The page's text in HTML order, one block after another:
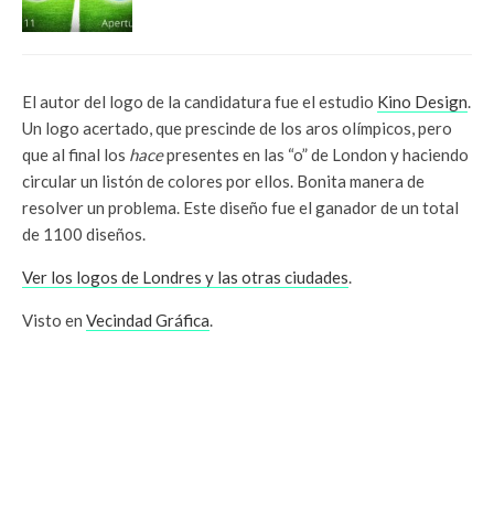
El autor del logo de la candidatura fue el estudio Kino Design.
Un logo acertado, que prescinde de los aros olímpicos, pero
que al final los hacepresentes en las “o” de London y haciendo
circular un listón de colores por ellos. Bonita manera de
resolver un problema. Este diseño fue el ganador de un total
de 1100 diseños.
Ver los logos de Londres y las otras ciudades.
Visto en Vecindad Gráfica.